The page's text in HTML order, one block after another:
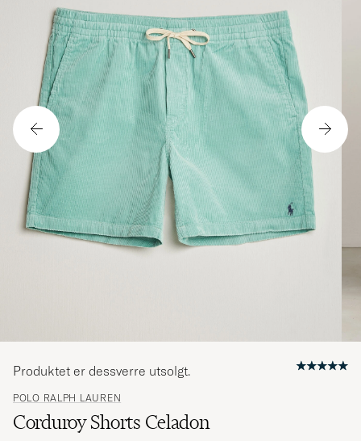
POLO RALPH LAUREN
Corduroy Shorts Celadon
Produktet er dessverre utsolgt.